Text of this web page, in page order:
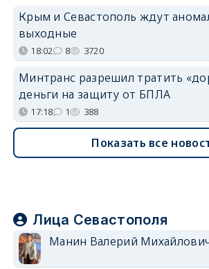
Крым и Севастополь ждут
выходные
18:02 8 3720
Минтранс разрешил тратить
деньги на защиту от БПЛА
17:18 1 388
Показать все
Лица Севастополя
Манин Валерий